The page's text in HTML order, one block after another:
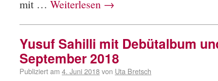
mit … Weiterlesen →
Yusuf Sahilli mit Debütalbum
September 2018
Publiziert am 4. Juni 2018von Uta Bretsch